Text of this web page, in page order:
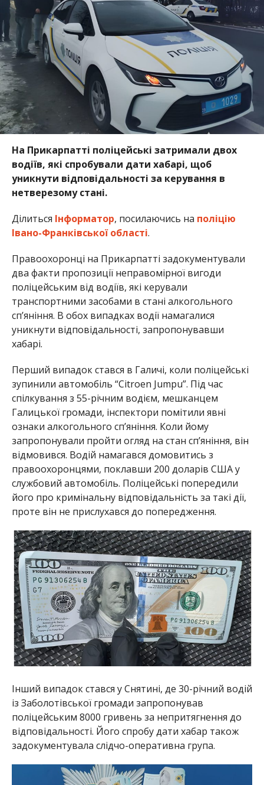
На Прикарпатті поліцейські затримали двох
водіїв, які спробували дати хабарі, щоб
уникнути відповідальності за керування в
нетверезому стані.
Ділиться Інформатор, посилаючись на поліцію
Івано-Франківської області.
Правоохоронці на Прикарпатті задокументували
два факти пропозиції неправомірної вигоди
поліцейським від водіїв, які керували
транспортними засобами в стані алкогольного
сп’яніння. В обох випадках водії намагалися
уникнути відповідальності, запропонувавши
хабарі.
Перший випадок стався в Галичі, коли поліцейські
зупинили автомобіль “Citroen Jumpu”. Під час
спілкування з 55-річним водієм, мешканцем
Галицької громади, інспектори помітили явні
ознаки алкогольного сп’яніння. Коли йому
запропонували пройти огляд на стан сп’яніння, він
відмовився. Водій намагався домовитись з
правоохоронцями, поклавши 200 доларів США у
службовий автомобіль. Поліцейські попередили
його про кримінальну відповідальність за такі дії,
проте він не прислухався до попередження.
Інший випадок стався у Снятині, де 30-річний водій
із Заболотівської громади запропонував
поліцейським 8000 гривень за непритягнення до
відповідальності. Його спробу дати хабар також
задокументувала слідчо-оперативна група.